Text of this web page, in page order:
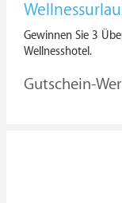
Gewinnen Sie 3
Wellnesshotel.
Gutschein-